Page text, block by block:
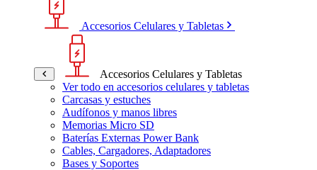
Accesorios Celulares y Tabletas
Accesorios Celulares y Tabletas
Ver todo en accesorios celulares y tabletas
Carcasas y estuches
Audífonos y manos libres
Memorias Micro SD
Baterías Externas Power Bank
Cables, Cargadores, Adaptadores
Bases y Soportes